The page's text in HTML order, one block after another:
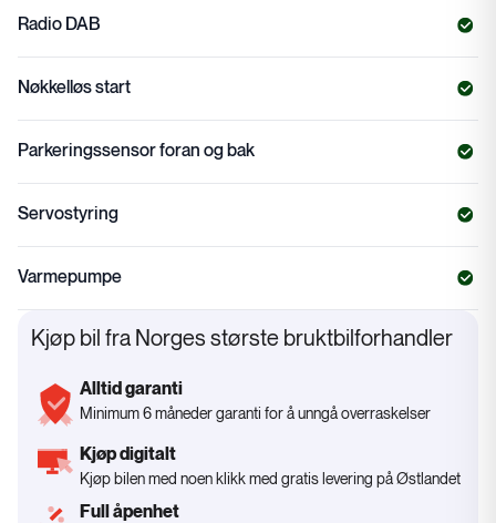
Radio DAB
Nøkkelløs start
Parkeringssensor foran og bak
Servostyring
Varmepumpe
Kjøp bil fra Norges største bruktbilforhandler
Alltid garanti
Minimum 6 måneder garanti for å unngå overraskelser
Kjøp digitalt
Kjøp bilen med noen klikk med gratis levering på Østlandet
Full åpenhet